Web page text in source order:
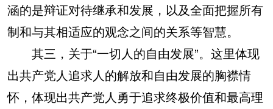
涵的是辩证对待继承和发展，以及全面把握所有
制和与其相适应的观念之间的关系等智慧。
其三，关于“一切人的自由发展”。这里体现
出共产党人追求人的解放和自由发展的胸襟情
怀，体现出共产党人勇于追求终极价值和最高理